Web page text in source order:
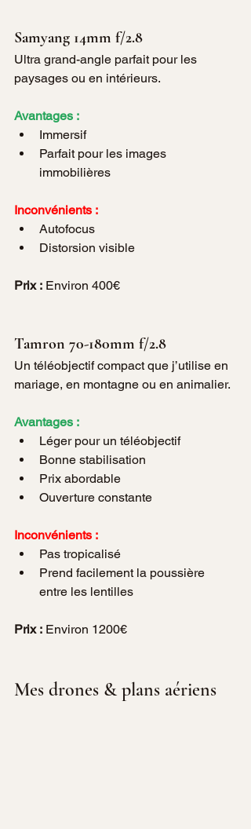
Samyang 14mm f/2.8
Ultra grand-angle parfait pour les
paysages ou en intérieurs.
Avantages :
Immersif
Parfait pour les images
immobilières
Inconvénients :
Autofocus
Distorsion visible
Prix : Environ 400€
Tamron 70-180mm f/2.8
Un téléobjectif compact que j’utilise en
mariage, en montagne ou en animalier.
Avantages :
Léger pour un téléobjectif
Bonne stabilisation
Prix abordable
Ouverture constante
Inconvénients :
Pas tropicalisé
Prend facilement la poussière
entre les lentilles
Prix : Environ 1200€
Mes drones & plans aériens